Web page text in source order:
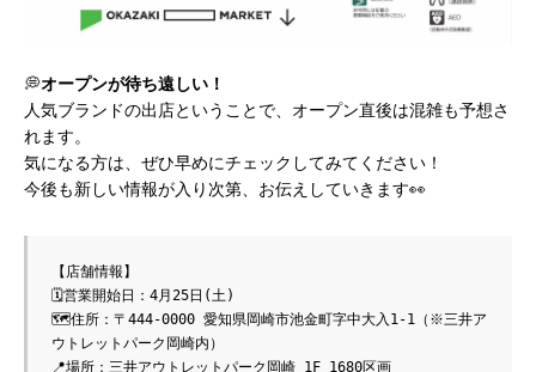
💭オープンが待ち遠しい！
人気ブランドの出店ということで、オープン直後は混雑も予想さ
れます。
気になる方は、ぜひ早めにチェックしてみてください！
今後も新しい情報が入り次第、お伝えしていきます👀
【店舗情報】
🗓営業開始日：4月25日(土)
🗺住所：〒444-0000 愛知県岡崎市池金町字中大入1-1（※三井ア
ウトレットパーク岡崎内）
📍場所：三井アウトレットパーク岡崎 1F 1680区画